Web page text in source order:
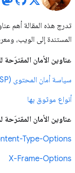
تدرج هذه المقالة أهم
المستندة إلى الويب،
عناوين الأمان المقترَحة
سياسة أمان المحتوى (CSP)
أنواع موثوق بها
عناوين الأمان المقترَحة
Type-Options
X-Frame-Options